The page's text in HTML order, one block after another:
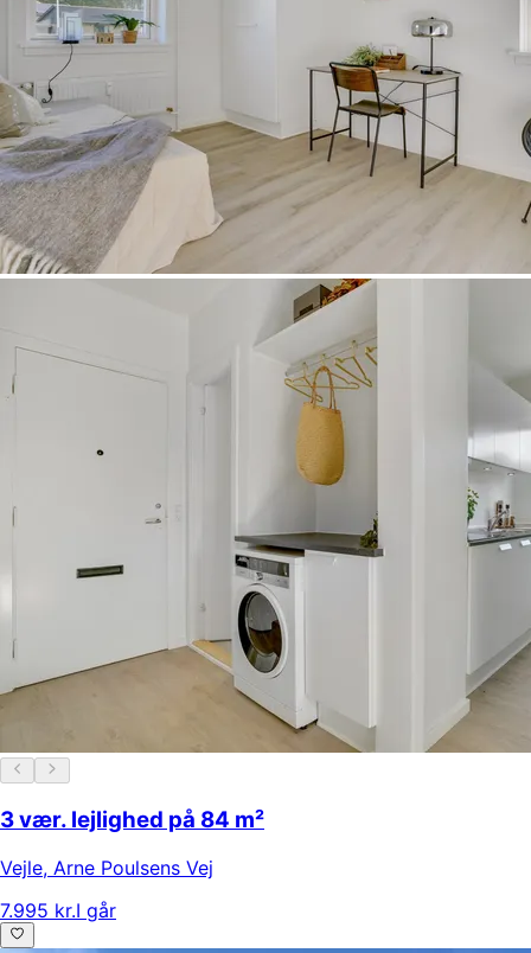
3 vær. lejlighed på 84 m²
Vejle, Arne Poulsens Vej
7.995 kr.I går